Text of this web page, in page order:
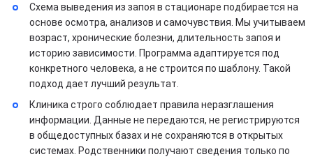
Схема выведения из запоя в стационаре подбирается на
основе осмотра, анализов и самочувствия. Мы учитываем
возраст, хронические болезни, длительность запоя и
историю зависимости. Программа адаптируется под
конкретного человека, а не строится по шаблону. Такой
подход дает лучший результат.
Клиника строго соблюдает правила неразглашения
информации. Данные не передаются, не регистрируются
в общедоступных базах и не сохраняются в открытых
системах. Родственники получают сведения только по